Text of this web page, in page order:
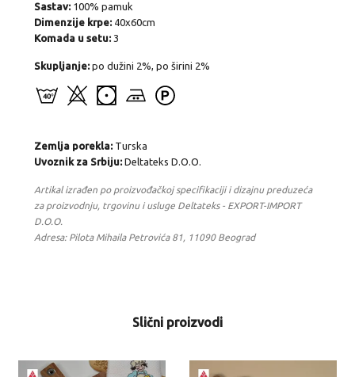
Sastav:100% pamuk
Dimenzije krpe:40x60cm
Komada u setu:3
Skupljanje:po dužini 2%, po širini 2%
Zemlja porekla:Turska
Uvoznik za Srbiju:Deltateks D.O.O.
Artikal izrađen po proizvođačkoj specifikaciji i dizajnu preduzeća
za proizvodnju, trgovinu i usluge Deltateks - EXPORT-IMPORT
D.O.O.
Adresa: Pilota Mihaila Petrovića 81, 11090 Beograd
Slični proizvodi